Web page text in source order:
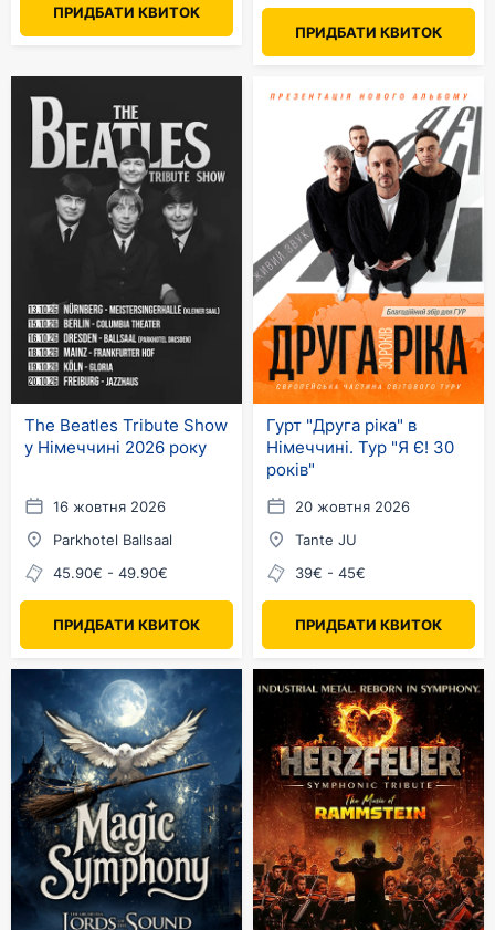
ПРИДБАТИ КВИТОК
ПРИДБАТИ КВИТОК
The Beatles Tribute Show
у Німеччині 2026 року
16 жовтня 2026
Parkhotel Ballsaal
45.90€ - 49.90€
ПРИДБАТИ КВИТОК
Гурт "Друга ріка" в
Німеччині. Тур "Я Є! 30
років"
20 жовтня 2026
Tante JU
39€ - 45€
ПРИДБАТИ КВИТОК